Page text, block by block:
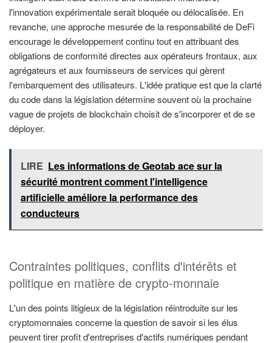
l'innovation expérimentale serait bloquée ou délocalisée. En
revanche, une approche mesurée de la responsabilité de DeFi
encourage le développement continu tout en attribuant des
obligations de conformité directes aux opérateurs frontaux, aux
agrégateurs et aux fournisseurs de services qui gèrent
l'embarquement des utilisateurs. L'idée pratique est que la clarté
du code dans la législation détermine souvent où la prochaine
vague de projets de blockchain choisit de s'incorporer et de se
déployer.
LIRE Les informations de Geotab ace sur la
sécurité montrent comment l'intelligence
artificielle améliore la performance des
conducteurs
Contraintes politiques, conflits d'intérêts et
politique en matière de crypto-monnaie
L'un des points litigieux de la législation réintroduite sur les
cryptomonnaies concerne la question de savoir si les élus
peuvent tirer profit d'entreprises d'actifs numériques pendant